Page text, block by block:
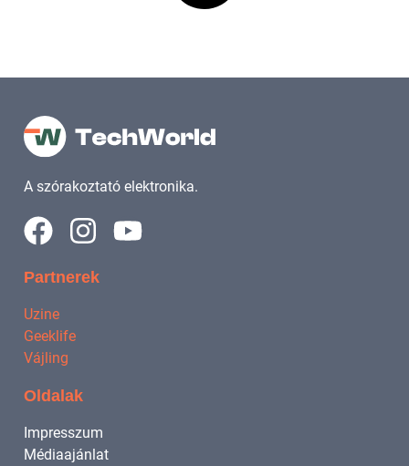
A szórakoztató elektronika.
Partnerek
Uzine
Geeklife
Vájling
Oldalak
Impresszum
Médiaajánlat